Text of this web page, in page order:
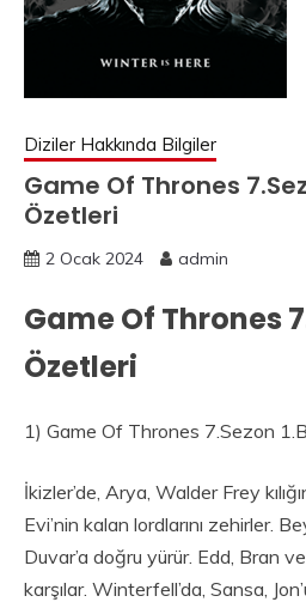
Diziler Hakkında Bilgiler
Game Of Thrones
Özetleri
2 Ocak 2024 admin
Game Of Thrones
Özetleri
1) Game Of Thrones 7.Sezon
İkizler’de, Arya, Walder Frey
Evi’nin kalan lordlarını zehirler.
Duvar’a doğru yürür. Edd, Bran
karşılar. Winterfell’da, Sansa,